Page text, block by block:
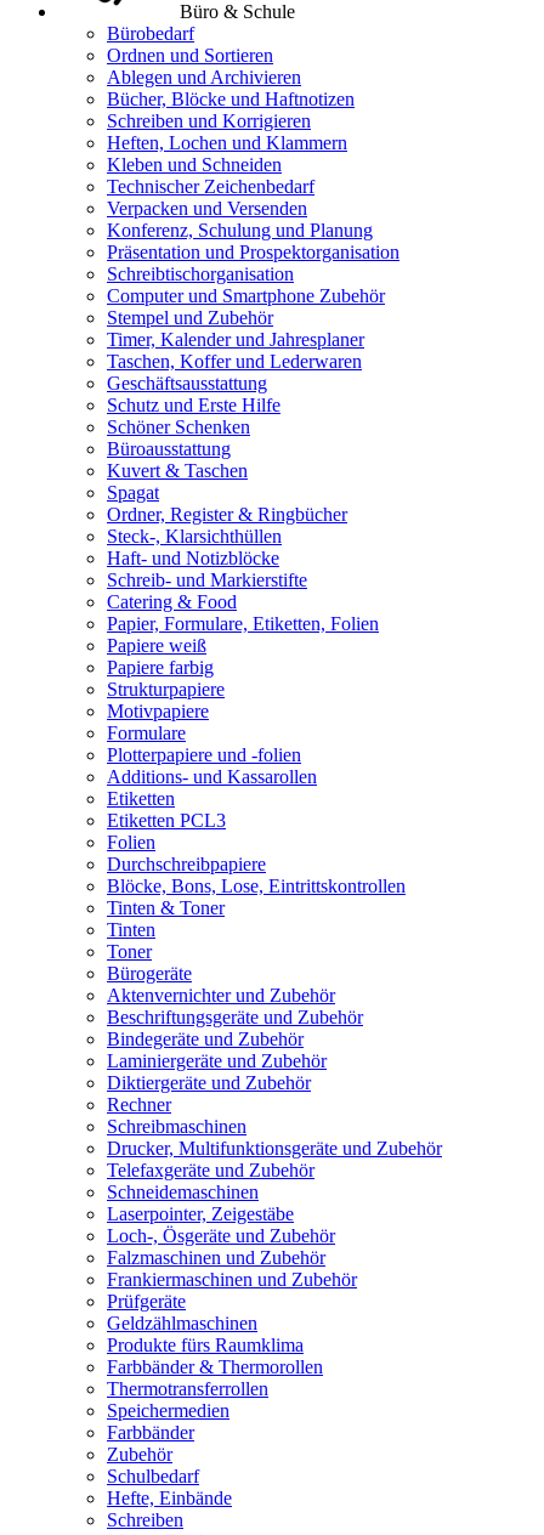
Büro & Schule
Bürobedarf
Ordnen und Sortieren
Ablegen und Archivieren
Bücher, Blöcke und Haftnotizen
Schreiben und Korrigieren
Heften, Lochen und Klammern
Kleben und Schneiden
Technischer Zeichenbedarf
Verpacken und Versenden
Konferenz, Schulung und Planung
Präsentation und Prospektorganisation
Schreibtischorganisation
Computer und Smartphone Zubehör
Stempel und Zubehör
Timer, Kalender und Jahresplaner
Taschen, Koffer und Lederwaren
Geschäftsausstattung
Schutz und Erste Hilfe
Schöner Schenken
Büroausstattung
Kuvert & Taschen
Spagat
Ordner, Register & Ringbücher
Steck-, Klarsichthüllen
Haft- und Notizblöcke
Schreib- und Markierstifte
Catering & Food
Papier, Formulare, Etiketten, Folien
Papiere weiß
Papiere farbig
Strukturpapiere
Motivpapiere
Formulare
Plotterpapiere und -folien
Additions- und Kassarollen
Etiketten
Etiketten PCL3
Folien
Durchschreibpapiere
Blöcke, Bons, Lose, Eintrittskontrollen
Tinten & Toner
Tinten
Toner
Bürogeräte
Aktenvernichter und Zubehör
Beschriftungsgeräte und Zubehör
Bindegeräte und Zubehör
Laminiergeräte und Zubehör
Diktiergeräte und Zubehör
Rechner
Schreibmaschinen
Drucker, Multifunktionsgeräte und Zubehör
Telefaxgeräte und Zubehör
Schneidemaschinen
Laserpointer, Zeigestäbe
Loch-, Ösgeräte und Zubehör
Falzmaschinen und Zubehör
Frankiermaschinen und Zubehör
Prüfgeräte
Geldzählmaschinen
Produkte fürs Raumklima
Farbbänder & Thermorollen
Thermotransferrollen
Speichermedien
Farbbänder
Zubehör
Schulbedarf
Hefte, Einbände
Schreiben